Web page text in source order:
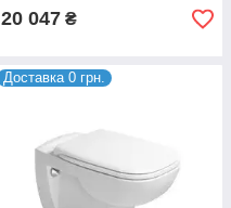
20 047 ₴
Доставка 0 грн.